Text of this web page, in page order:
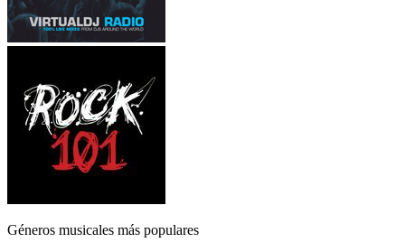
Géneros musicales más populares